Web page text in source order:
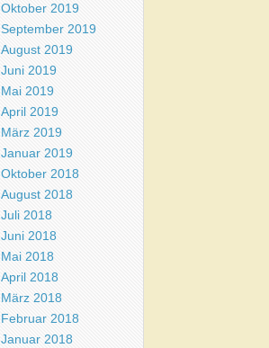
Oktober 2019
September 2019
August 2019
Juni 2019
Mai 2019
April 2019
März 2019
Januar 2019
Oktober 2018
August 2018
Juli 2018
Juni 2018
Mai 2018
April 2018
März 2018
Februar 2018
Januar 2018